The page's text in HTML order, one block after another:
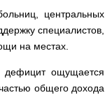
центральных
специалистов,
на местах.
дефицит ощущается
общего дохода